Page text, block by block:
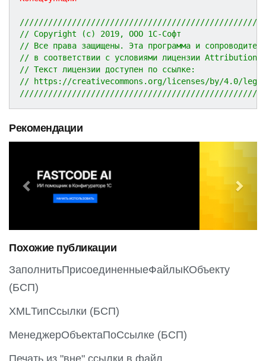
// Copyright (c) 2019, ООО 1С-Софт
// Все права защищены. Эта программа и
// в соответствии с условиями лицензии
// Текст лицензии доступен по ссылке:
// https://creativecommons.org/licenses/by/4.0/
Рекомендации
e
o
u
s
N
x
Похожие публикации
ЗаполнитьПрисоединенныеФайлыКОбъекту
(БСП)
XMLТипСсылки (БСП)
МенеджерОбъектаПоСсылке (БСП)
Печать из "вне" ссылки в файл